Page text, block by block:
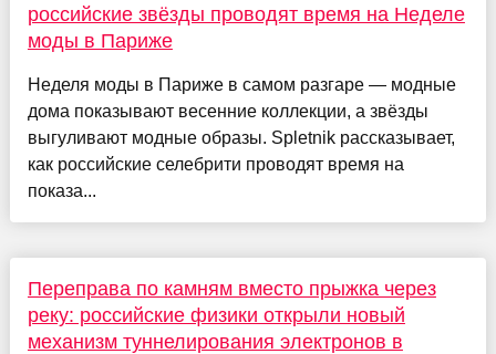
российские звёзды проводят время на Неделе
моды в Париже
Неделя моды в Париже в самом разгаре — модные
дома показывают весенние коллекции, а звёзды
выгуливают модные образы. Spletnik рассказывает,
как российские селебрити проводят время на
показа...
Переправа по камням вместо прыжка через
реку: российские физики открыли новый
механизм туннелирования электронов в